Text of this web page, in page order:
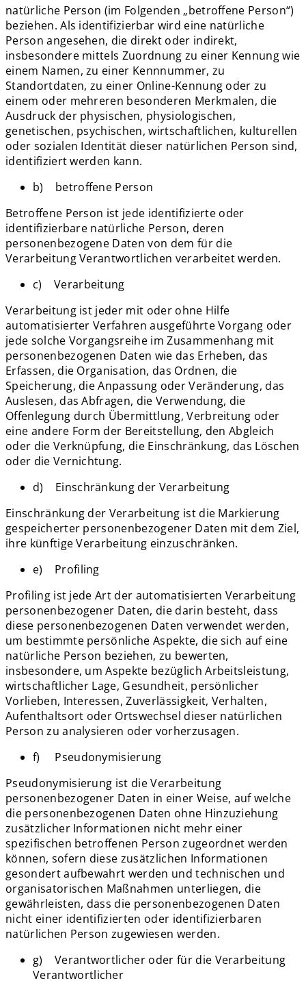
natürliche Person (im Folgenden „betroffene Person“)
beziehen. Als identifizierbar wird eine natürliche
Person angesehen, die direkt oder indirekt,
insbesondere mittels Zuordnung zu einer Kennung wie
einem Namen, zu einer Kennnummer, zu
Standortdaten, zu einer Online-Kennung oder zu
einem oder mehreren besonderen Merkmalen, die
Ausdruck der physischen, physiologischen,
genetischen, psychischen, wirtschaftlichen, kulturellen
oder sozialen Identität dieser natürlichen Person sind,
identifiziert werden kann.
b) betroffene Person
Betroffene Person ist jede identifizierte oder
identifizierbare natürliche Person, deren
personenbezogene Daten von dem für die
Verarbeitung Verantwortlichen verarbeitet werden.
c) Verarbeitung
Verarbeitung ist jeder mit oder ohne Hilfe
automatisierter Verfahren ausgeführte Vorgang oder
jede solche Vorgangsreihe im Zusammenhang mit
personenbezogenen Daten wie das Erheben, das
Erfassen, die Organisation, das Ordnen, die
Speicherung, die Anpassung oder Veränderung, das
Auslesen, das Abfragen, die Verwendung, die
Offenlegung durch Übermittlung, Verbreitung oder
eine andere Form der Bereitstellung, den Abgleich
oder die Verknüpfung, die Einschränkung, das Löschen
oder die Vernichtung.
d) Einschränkung der Verarbeitung
Einschränkung der Verarbeitung ist die Markierung
gespeicherter personenbezogener Daten mit dem Ziel,
ihre künftige Verarbeitung einzuschränken.
e) Profiling
Profiling ist jede Art der automatisierten Verarbeitung
personenbezogener Daten, die darin besteht, dass
diese personenbezogenen Daten verwendet werden,
um bestimmte persönliche Aspekte, die sich auf eine
natürliche Person beziehen, zu bewerten,
insbesondere, um Aspekte bezüglich Arbeitsleistung,
wirtschaftlicher Lage, Gesundheit, persönlicher
Vorlieben, Interessen, Zuverlässigkeit, Verhalten,
Aufenthaltsort oder Ortswechsel dieser natürlichen
Person zu analysieren oder vorherzusagen.
f) Pseudonymisierung
Pseudonymisierung ist die Verarbeitung
personenbezogener Daten in einer Weise, auf welche
die personenbezogenen Daten ohne Hinzuziehung
zusätzlicher Informationen nicht mehr einer
spezifischen betroffenen Person zugeordnet werden
können, sofern diese zusätzlichen Informationen
gesondert aufbewahrt werden und technischen und
organisatorischen Maßnahmen unterliegen, die
gewährleisten, dass die personenbezogenen Daten
nicht einer identifizierten oder identifizierbaren
natürlichen Person zugewiesen werden.
g) Verantwortlicher oder für die Verarbeitung
Verantwortlicher